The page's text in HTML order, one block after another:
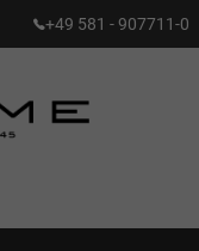
+49 581 - 907711-0